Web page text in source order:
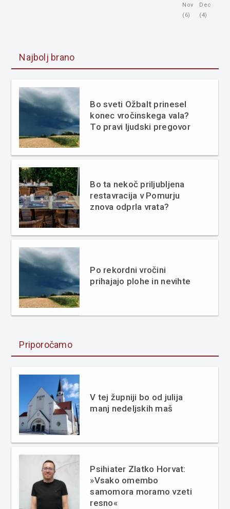
Nov
(6)
Dec
(4)
Najbolj brano
Bo sveti Ožbalt prinesel
konec vročinskega vala?
To pravi ljudski pregovor
Bo ta nekoč priljubljena
restavracija v Pomurju
znova odprla vrata?
Po rekordni vročini
prihajajo plohe in nevihte
Priporočamo
V tej župniji bo od julija
manj nedeljskih maš
Psihiater Zlatko Horvat:
»Vsako omembo
samomora moramo vzeti
resno«